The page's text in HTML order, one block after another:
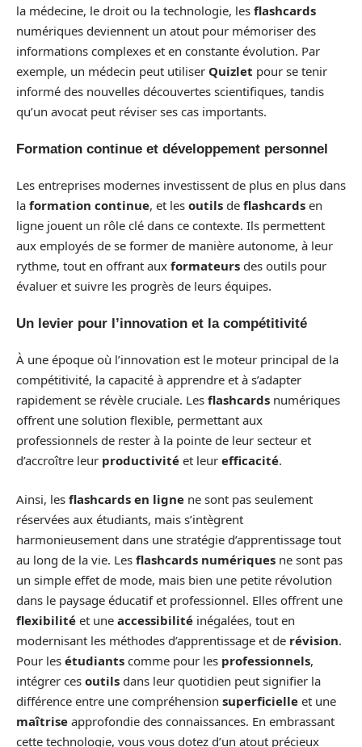
la médecine, le droit ou la technologie, les flashcards
numériques deviennent un atout pour mémoriser des
informations complexes et en constante évolution. Par
exemple, un médecin peut utiliser Quizlet pour se tenir
informé des nouvelles découvertes scientifiques, tandis
qu’un avocat peut réviser ses cas importants.
Formation continue et développement personnel
Les entreprises modernes investissent de plus en plus dans
la formation continue, et les outils de flashcards en
ligne jouent un rôle clé dans ce contexte. Ils permettent
aux employés de se former de manière autonome, à leur
rythme, tout en offrant aux formateurs des outils pour
évaluer et suivre les progrès de leurs équipes.
Un levier pour l’innovation et la compétitivité
À une époque où l’innovation est le moteur principal de la
compétitivité, la capacité à apprendre et à s’adapter
rapidement se révèle cruciale. Les flashcards numériques
offrent une solution flexible, permettant aux
professionnels de rester à la pointe de leur secteur et
d’accroître leur productivité et leur efficacité.
Ainsi, les flashcards en ligne ne sont pas seulement
réservées aux étudiants, mais s’intègrent
harmonieusement dans une stratégie d’apprentissage tout
au long de la vie. Les flashcards numériques ne sont pas
un simple effet de mode, mais bien une petite révolution
dans le paysage éducatif et professionnel. Elles offrent une
flexibilité et une accessibilité inégalées, tout en
modernisant les méthodes d’apprentissage et de révision.
Pour les étudiants comme pour les professionnels,
intégrer ces outils dans leur quotidien peut signifier la
différence entre une compréhension superficielle et une
maîtrise approfondie des connaissances. En embrassant
cette technologie, vous vous dotez d’un atout précieux